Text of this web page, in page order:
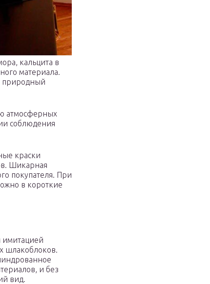
кальцита в
материала.
природный
атмосферных
соблюдения
краски
Шикарная
покупателя. При
в короткие
шлакоблоков.
и без
вид.